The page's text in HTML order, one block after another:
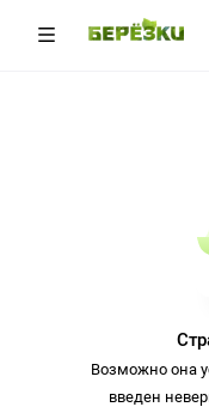
Возможно она
введен